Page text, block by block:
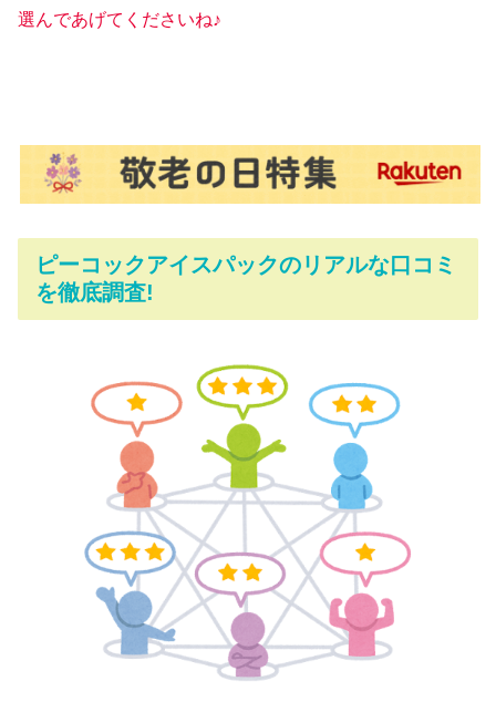
選んであげてくださいね♪
ピーコックアイスパックのリアルな口コミ
を徹底調査!